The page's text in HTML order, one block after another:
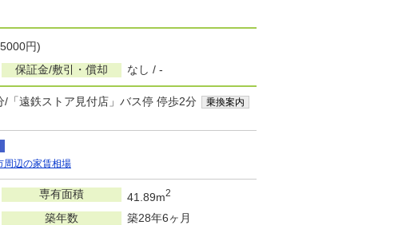
円)
保証金/敷引・償却 なし / -
/「遠鉄ストア見付店」バス停 停歩2分
乗換案内
周辺の家賃相場
専有面積 41.89m2
築年数 築28年6ヶ月